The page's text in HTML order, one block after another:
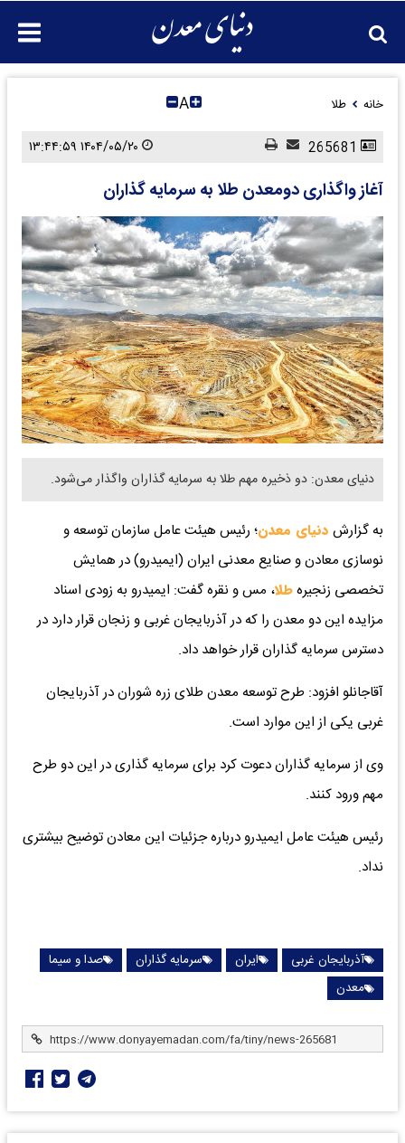
خانه طلا A
آغاز واگذاری دومعدن طلا به سرمایه گذاران
دنیای معدن: دو ذخیره مهم طلا به سرمایه گذاران واگذار می‌شود.
به گزارش دنیای معدن؛ رئیس هیئت عامل سازمان توسعه و
نوسازی معادن و صنایع معدنی ایران (ایمیدرو) در همایش
تخصصی زنجیرهطلا، مس و نقره گفت: ایمیدرو به زودی اسناد
مزایده این دو معدن را که در آذربایجان غربی و زنجان قرار دارد در
دسترس سرمایه گذاران قرار خواهد داد.
آقاجانلو افزود: طرح توسعه معدن طلای زره شوران در آذربایجان
غربی یکی از این موارد است.
وی از سرمایه گذاران دعوت کرد برای سرمایه گذاری در این دو طرح
مهم ورود کنند.
رئیس هیئت عامل ایمیدرو درباره جزئیات این معادن توضیح بیشتری
نداد.
آذربایجان غربی ایران سرمایه گذاران
صدا و سیما
معدن